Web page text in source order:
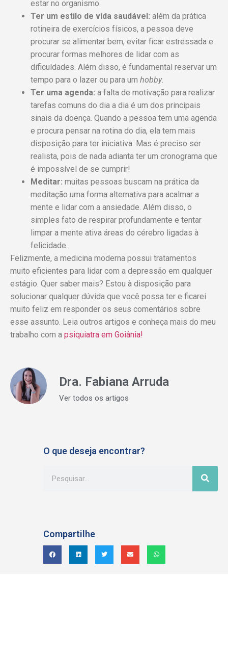
estar no organismo.
Ter um estilo de vida saudável: além da prática
rotineira de exercícios físicos, a pessoa deve
procurar se alimentar bem, evitar ficar estressada e
procurar formas melhores de lidar com as
dificuldades. Além disso, é fundamental reservar um
tempo para o lazer ou para um hobby.
Ter uma agenda: a falta de motivação para realizar
tarefas comuns do dia a dia é um dos principais
sinais da doença. Quando a pessoa tem uma agenda
e procura pensar na rotina do dia, ela tem mais
disposição para ter iniciativa. Mas é preciso ser
realista, pois de nada adianta ter um cronograma que
é impossível de se cumprir!
Meditar: muitas pessoas buscam na prática da
meditação uma forma alternativa para acalmar a
mente e lidar com a ansiedade. Além disso, o
simples fato de respirar profundamente e tentar
limpar a mente ativa áreas do cérebro ligadas à
felicidade.
Felizmente, a medicina moderna possui tratamentos
muito eficientes para lidar com a depressão em qualquer
estágio. Quer saber mais? Estou à disposição para
solucionar qualquer dúvida que você possa ter e ficarei
muito feliz em responder os seus comentários sobre
esse assunto. Leia outros artigos e conheça mais do meu
trabalho com a psiquiatra em Goiânia!
Dra. Fabiana Arruda
Ver todos os artigos
O que deseja encontrar?
Compartilhe